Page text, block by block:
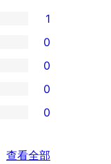
1
0
0
0
0
查看全部